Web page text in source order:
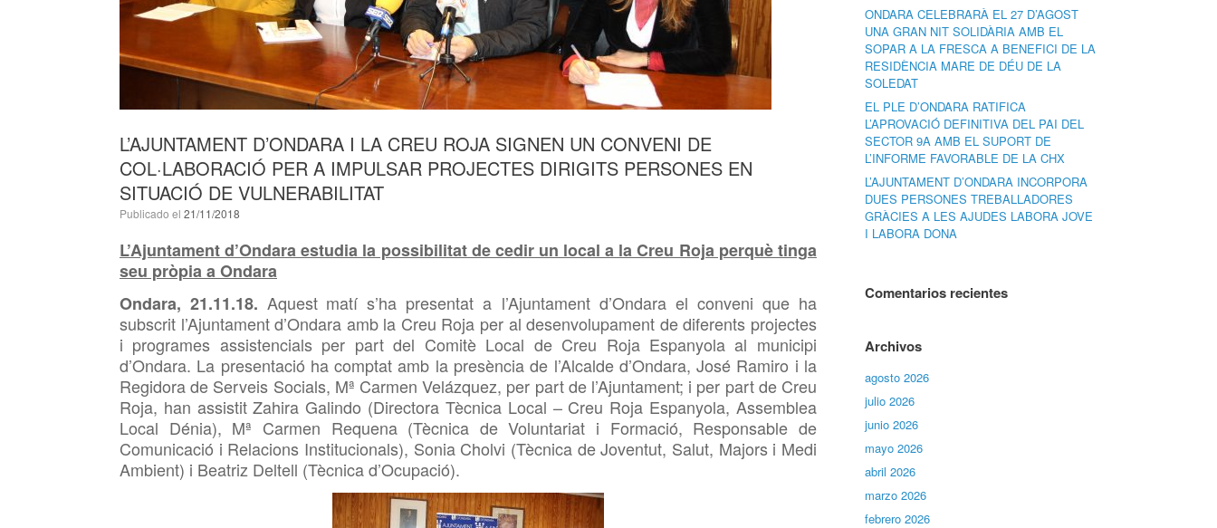
L’AJUNTAMENT D’ONDARA I LA CREU ROJA SIGNEN UN CONVENI DE
COL·LABORACIÓ PER A IMPULSAR PROJECTES DIRIGITS PERSONES EN
SITUACIÓ DE VULNERABILITAT
Publicado el 21/11/2018
L’Ajuntament d’Ondara estudia la possibilitat de cedir un local a la Creu Roja perquè tinga
seu pròpia a Ondara
Ondara, 21.11.18.Aquest matí s’ha presentata l’Ajuntament d’Ondara el conveni que ha
subscrit l’Ajuntament d’Ondara amb la Creu Roja per aldesenvolupament de diferents projectes
i programes assistencials per part del Comitè Local de Creu Roja Espanyolaal municipi
d’Ondara. La presentació ha comptat amb la presència de l’Alcalde d’Ondara, José Ramiro i la
Regidora de Serveis Socials, Mª Carmen Velázquez, per part de l’Ajuntament; i per part de Creu
Roja, han assistitZahira Galindo (Directora TècnicaLocal – Creu Roja Espanyola, Assemblea
Local Dénia), Mª Carmen Requena (Tècnica de Voluntariat i Formació, Responsable de
Comunicació i Relacions Institucionals), Sonia Cholvi (Tècnica de Joventut, Salut, Majors i Medi
Ambient) i Beatriz Deltell (Tècnica d’Ocupació).
ONDARA CELEBRARÀ EL 27 D’AGOST
UNA GRAN NIT SOLIDÀRIA AMB EL
SOPAR A LA FRESCA A BENEFICI DE LA
RESIDÈNCIA MARE DE DÉU DE LA
SOLEDAT
EL PLE D’ONDARA RATIFICA
L’APROVACIÓ DEFINITIVA DEL PAI DEL
SECTOR 9A AMB EL SUPORT DE
L’INFORME FAVORABLE DE LA CHX
L’AJUNTAMENT D’ONDARA INCORPORA
DUES PERSONES TREBALLADORES
GRÀCIES A LES AJUDES LABORA JOVE
I LABORA DONA
Comentarios recientes
Archivos
agosto 2026
julio 2026
junio 2026
mayo 2026
abril 2026
marzo 2026
febrero 2026